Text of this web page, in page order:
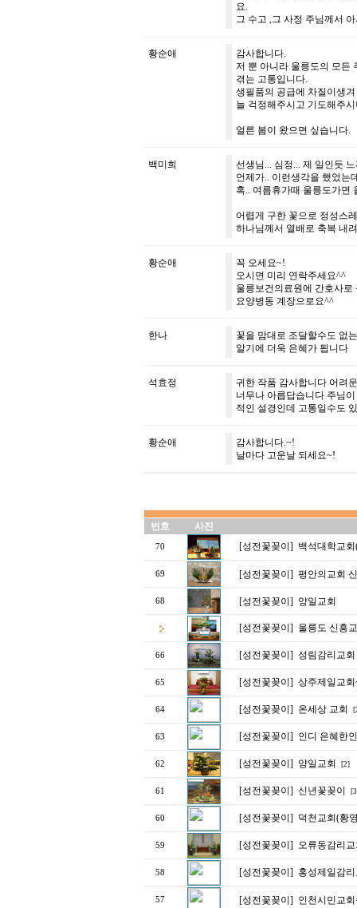
요.
그 수고 ,그 사정 주님께서
황순애
감사합니다.
저 뿐 아니라 울릉도의 모든
겪는 고통입니다.
생필품의 공급에 차질이생
늘 걱정해주시고 기도해주
얼른 봄이 왔으면 싶습니다.
백미희
선생님... 심정... 제 일인듯
언제가.. 이런생각을 했었는
혹.. 여름휴가때 울릉도가면
어렵게 구한 꽃으로 정성스
하나님께서 열배로 축복 내
황순애
꼭 오세요~!
오시면 미리 연락주세요^^
울릉보건의료원에 간호사로
요양병동 계장으로요^^
한나
꽃을 맘대로 조달할수도 없
알기에 더욱 은혜가 됩니다
석효정
귀한 작품 감사합니다 어려
너무나 아릅답습니다 주님
적인 설경인데 고통일수도
황순애
감사합니다.~!
날마다 고운날 되세요~!
번호 사진
70 [성전꽃꽂이] 백석대학교
69 [성전꽃꽂이] 평안의교회
68 [성전꽃꽂이] 양일교회
[성전꽃꽂이] 울릉도 신흥
66 [성전꽃꽂이] 성림감리교회
65 [성전꽃꽂이] 상주제일교
64 [성전꽃꽂이] 온세상 교회
63 [성전꽃꽂이] 인디 은혜한
62 [성전꽃꽂이] 양일교회 [2]
61 [성전꽃꽂이] 신년꽃꽂이
60 [성전꽃꽂이] 덕천교회(황
59 [성전꽃꽂이] 오류동감리
58 [성전꽃꽂이] 홍성제일감
57 [성전꽃꽂이] 인천시민교